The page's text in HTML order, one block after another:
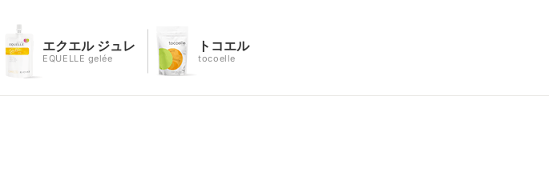
エクエル ジュレ
EQUELLE gelée
トコエル
tocoelle